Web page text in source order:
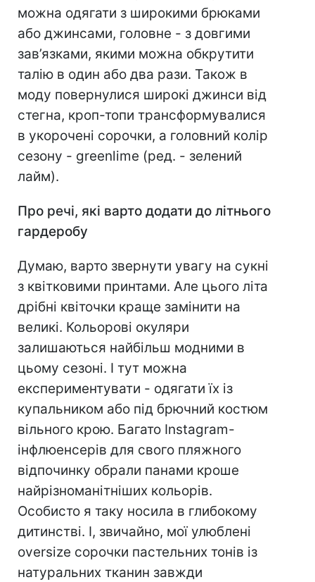
можна одягати з широкими брюками
або джинсами, головне - з довгими
зав’язками, якими можна обкрутити
талію в один або два рази. Також в
моду повернулися широкі джинси від
стегна, кроп-топи трансформувалися
в укорочені сорочки, а головний колір
сезону - greenlime (ред. - зелений
лайм).
Про речі, які варто додати до літнього
гардеробу
Думаю, варто звернути увагу на сукні
з квітковими принтами. Але цього літа
дрібні квіточки краще замінити на
великі. Кольорові окуляри
залишаються найбільш модними в
цьому сезоні. І тут можна
експериментувати - одягати їх із
купальником або під брючний костюм
вільного крою. Багато Instagram-
інфлюенсерів для свого пляжного
відпочинку обрали панами кроше
найрізноманітніших кольорів.
Особисто я таку носила в глибокому
дитинстві. І, звичайно, мої улюблені
oversize сорочки пастельних тонів із
натуральних тканин завжди